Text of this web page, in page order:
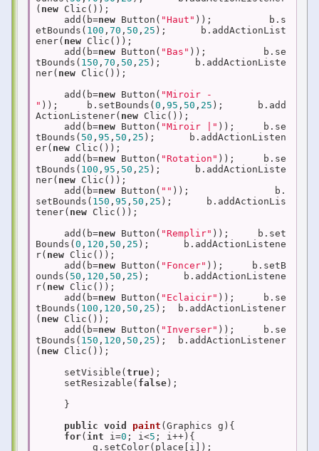
( new Clic());
add(b=new Button( "Haut" ));          b.s
etBounds( 100 , 70 , 50 , 25 );      b.addActionList
ener( new Clic());
add(b=new Button( "Bas" ));          b.se
tBounds( 150 , 70 , 50 , 25 );      b.addActionListe
ner( new Clic());
add(b=new Button( "Miroir -
" ));     b.setBounds( 0 , 95 , 50 , 25 );      b.add
ActionListener( new Clic());
add(b=new Button( "Miroir |" ));     b.se
tBounds( 50 , 95 , 50 , 25 );      b.addActionListen
er( new Clic());
add(b=new Button( "Rotation" ));     b.se
tBounds( 100 , 95 , 50 , 25 );      b.addActionListe
ner( new Clic());
add(b=new Button( "" ));               b.
setBounds( 150 , 95 , 50 , 25 );      b.addActionLis
tener( new Clic());
add(b=new Button( "Remplir" ));     b.set
Bounds( 0 , 120 , 50 , 25 );      b.addActionListene
r( new Clic());
add(b=new Button( "Foncer" ));     b.setB
ounds( 50 , 120 , 50 , 25 );      b.addActionListene
r( new Clic());
add(b=new Button( "Eclaicir" ));     b.se
tBounds( 100 , 120 , 50 , 25 );  b.addActionListener
( new Clic());
add(b=new Button( "Inverser" ));     b.se
tBounds( 150 , 120 , 50 , 25 );  b.addActionListener
( new Clic());
setVisible( true );
setResizable( false );
}
public void paint (Graphics g) {
for( int i=0 ; i<5 ; i++){
g.setColor(place[i]);